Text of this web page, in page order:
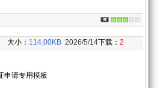
大小： 114.00KB 2026/5/14下载： 2
申请专用模板